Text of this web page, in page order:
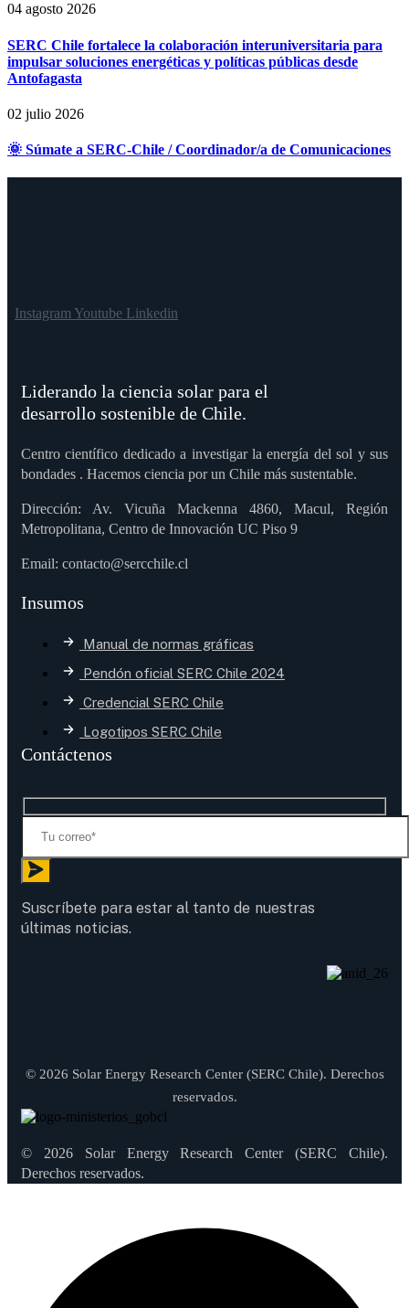
04 agosto 2026
SERC Chile fortalece la colaboración interuniversitaria para
impulsar soluciones energéticas y políticas públicas desde
Antofagasta
02 julio 2026
🌞 Súmate a SERC-Chile / Coordinador/a de Comunicaciones
InstagramYoutube Linkedin
Liderando la ciencia solar para el
desarrollo sostenible de Chile.
Centro científico dedicado a investigar la energía del sol y sus
bondades . Hacemos ciencia por un Chile más sustentable.
Dirección: Av. Vicuña Mackenna 4860, Macul, Región
Metropolitana, Centro de Innovación UC Piso 9
Email: contacto@sercchile.cl
Insumos
Manual de normas gráficas
Pendón oficial SERC Chile 2024
Credencial SERC Chile
Logotipos SERC Chile
Contáctenos
Suscríbete para estar al tanto de nuestras
últimas noticias.
© 2026 Solar Energy Research Center (SERC Chile). Derechos
reservados.
© 2026 Solar Energy Research Center (SERC Chile).
Derechos reservados.